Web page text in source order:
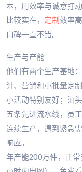
本，用效率与诚意打
比较实在， 定制效率
口碑一直不错。
生产与产能
他们有两个生产基地
计、营销和小批量定
小活动特别友好；汕
五条先进流水线，员
连续生产，遇到紧急
响应。
年产能200万件，正